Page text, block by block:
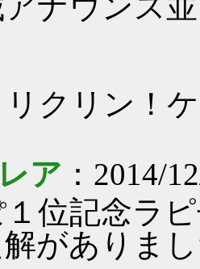
ナウンス
クリン！
ア ：2014/
位記念ラ
がありま